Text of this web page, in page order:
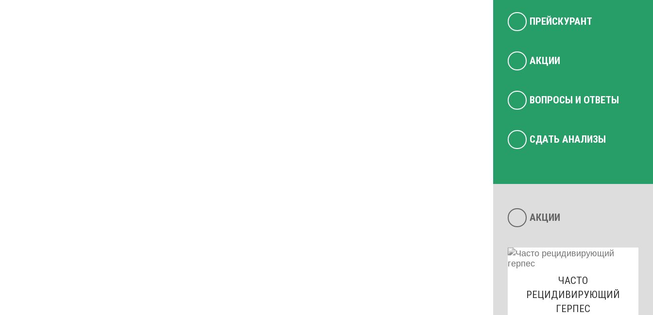
ПРЕЙСКУРАНТ
АКЦИИ
ВОПРОСЫ И ОТВЕТЫ
СДАТЬ АНАЛИЗЫ
АКЦИИ
ЧАСТО
РЕЦИДИВИРУЮЩИЙ
ГЕРПЕС